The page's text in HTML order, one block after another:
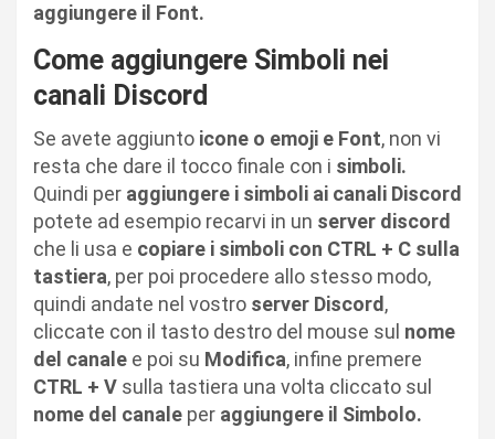
aggiungere il Font.
Come aggiungere Simboli nei
canali Discord
Se avete aggiunto icone o emoji e Font, non vi
resta che dare il tocco finale con i simboli.
Quindi per aggiungere i simboli ai canali Discord
potete ad esempio recarvi in un server discord
che li usa e copiare i simboli con CTRL + C sulla
tastiera, per poi procedere allo stesso modo,
quindi andate nel vostro server Discord,
cliccate con il tasto destro del mouse sul nome
del canale e poi su Modifica, infine premere
CTRL + V sulla tastiera una volta cliccato sul
nome del canale per aggiungere il Simbolo.